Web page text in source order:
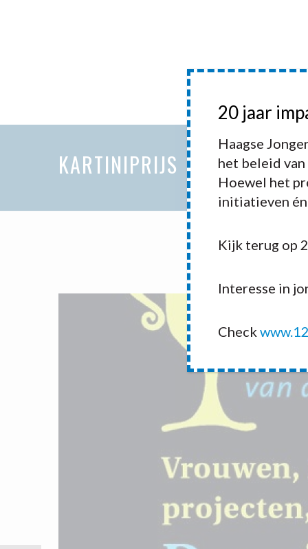
HOME HAAGSE
KARTINIPRIJS
20 jaar
Haagse
het beleid van
Hoewel het
initiatieven
Kijk terug op
Interesse in
Check